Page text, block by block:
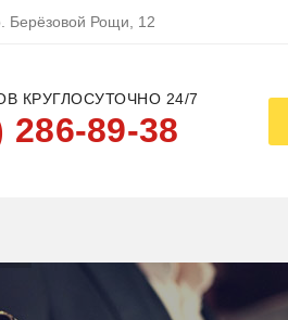
Берёзовой Рощи, 12
КРУГЛОСУТОЧНО 24/7
286-89-38